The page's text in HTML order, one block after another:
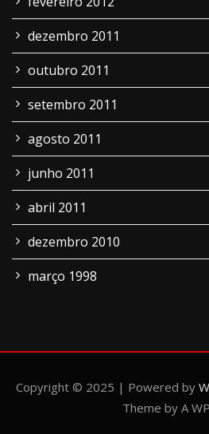
dezembro 2011
outubro 2011
setembro 2011
agosto 2011
junho 2011
abril 2011
dezembro 2010
março 1998
Copyright © 2025 | Powered by
Theme by A